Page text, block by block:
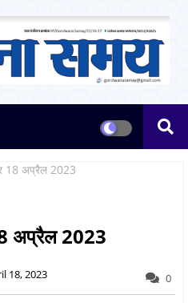
18 अप्रैल 2023
अप्रैल 2023
18, 2023 0